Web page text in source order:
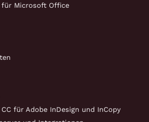
Microsoft Office
für Adobe InDesign und InCopy